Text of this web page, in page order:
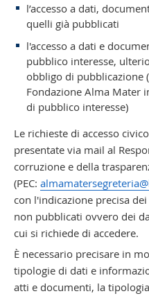
l’accesso a dati,
quelli già pubblicati
l'accesso a dati e
pubblico interesse,
obbligo di pubblicazione
Fondazione Alma Mater
di pubblico interesse)
Le richieste di accesso
presentate via mail al
corruzione e della
(PEC:
con l'indicazione precisa
non pubblicati ovvero dei
cui si richiede di accedere.
È necessario precisare in
tipologie di dati e
atti e documenti, la